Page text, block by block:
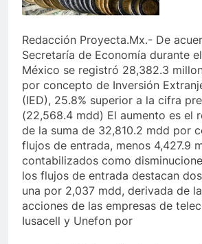
Redacción Proyecta.Mx.- De
Secretaría de Economía durante
México se registró 28,382.3
por concepto de Inversión
(IED), 25.8% superior a la cifra
(22,568.4 mdd) El aumento es el
de la suma de 32,810.2 mdd por
flujos de entrada, menos 4,427.9
contabilizados como
los flujos de entrada destacan
una por 2,037 mdd, derivada de
acciones de las empresas de
Iusacell y Unefon por